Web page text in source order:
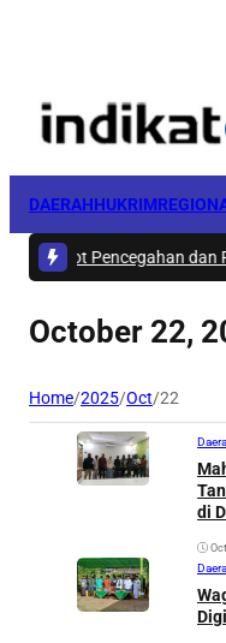
DAERAHHUKRIM
Genjot Pencegahan dan
October 22,
Home/2025/Oct/22
di